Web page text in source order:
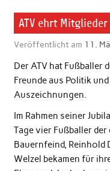
ATV ehrt Mitglieder
Veröffentlicht am 11.
Der ATV hat Fußballer
Freunde aus Politik
Auszeichnungen.
Im Rahmen seiner
Tage vier Fußballer
Bauernfeind, Reinhold
Welzel bekamen für